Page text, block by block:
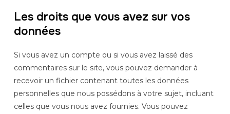
Les droits que vous avez sur vos
données
Si vous avez un compte ou si vous avez laissé des
commentaires sur le site, vous pouvez demander à
recevoir un fichier contenant toutes les données
personnelles que nous possédons à votre sujet, incluant
celles que vous nous avez fournies. Vous pouvez